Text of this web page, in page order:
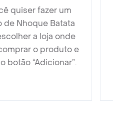
quiser fazer um
de Nhoque Batata
a loja onde
o produto e
botão “Adicionar”.